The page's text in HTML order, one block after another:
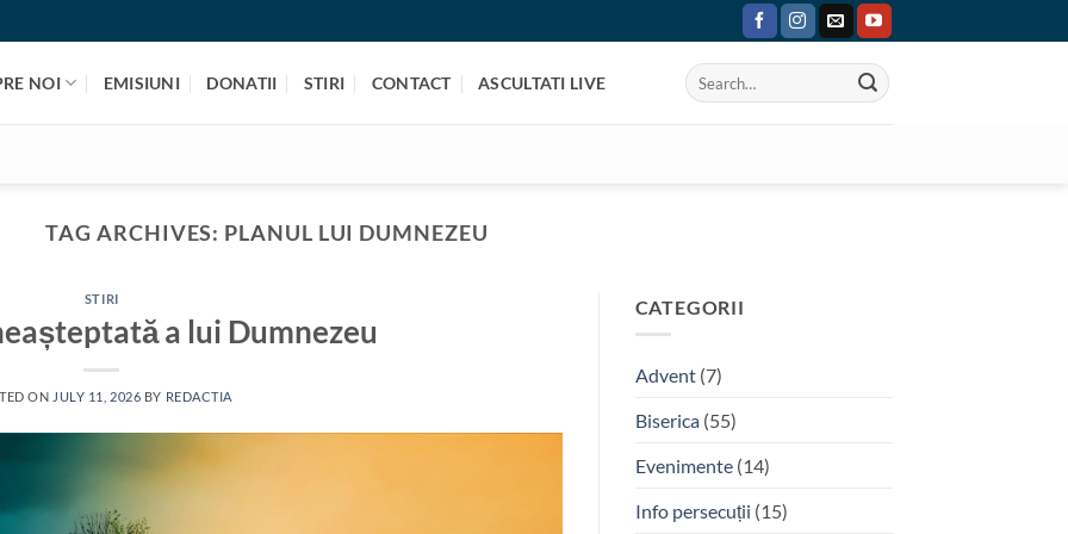
NOI EMISIUNI DONATII STIRI CONTACT ASCULTATI LIVE
TAG ARCHIVES: PLANUL LUI DUMNEZEU
STIRI
a lui Dumnezeu
ON JULY 11, 2026 BY REDACTIA
CATEGORII
Advent(7)
Biserica(55)
Evenimente(14)
Info persecuții (15)